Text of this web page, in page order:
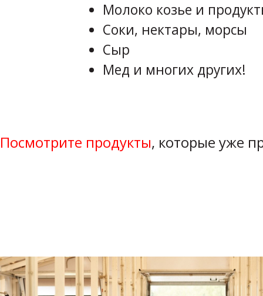
Молоко козье и
Соки, нектары, морсы
Сыр
Мед и многих других!
Посмотрите продукты, которые уже